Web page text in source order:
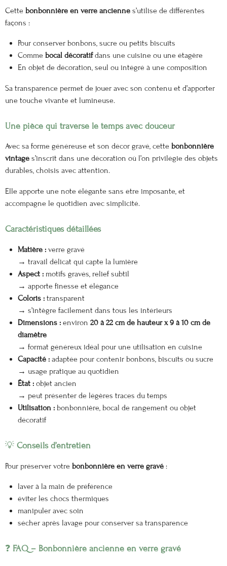
Cette bonbonnière en verre ancienne s’utilise de différentes
façons :
Pour conserver bonbons, sucre ou petits biscuits
Comme bocal décoratifdans une cuisine ou une étagère
En objet de décoration, seul ou intégré à une composition
Sa transparence permet de jouer avec son contenu et d’apporter
une touche vivante et lumineuse.
Une pièce qui traverse le temps avec douceur
Avec sa forme généreuse et son décor gravé, cette bonbonnière
vintage s’inscrit dans une décoration où l’on privilégie des objets
durables, choisis avec attention.
Elle apporte une note élégante sans être imposante, et
accompagne le quotidien avec simplicité.
Caractéristiques détaillées
Matière :verre gravé
→ travail délicat qui capte la lumière
Aspect :motifs gravés, relief subtil
→ apporte finesse et élégance
Coloris :transparent
→ s’intègre facilement dans tous les intérieurs
Dimensions :environ 20 à 22 cm de hauteur x 9 à 10 cm de
diamètre
→ format généreux idéal pour une utilisation en cuisine
Capacité :adaptée pour contenir bonbons, biscuits ou sucre
→ usage pratique au quotidien
État :objet ancien
→ peut présenter de légères traces du temps
Utilisation :bonbonnière, bocal de rangement ou objet
décoratif
💡 Conseils d’entretien
Pour préserver votre bonbonnière en verre gravé :
laver à la main de préférence
éviter les chocs thermiques
manipuler avec soin
sécher après lavage pour conserver sa transparence
❓ FAQ – Bonbonnière ancienne en verre gravé